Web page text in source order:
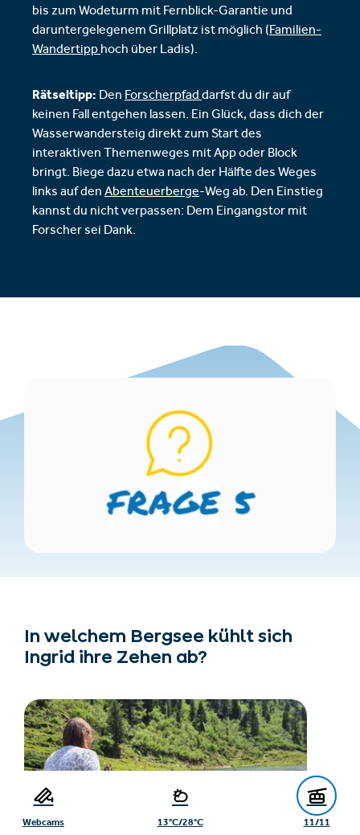
Webcams 13°C/28°C 11/11
bis zum Wodeturm mit Fernblick-Garantie und
daruntergelegenem Grillplatz ist möglich (Familien-
Wandertipp hoch über Ladis).
Rätseltipp: Den Forscherpfad darfst du dir auf
keinen Fall entgehen lassen. Ein Glück, dass dich der
Wasserwandersteig direkt zum Start des
interaktiven Themenweges mit App oder Block
bringt. Biege dazu etwa nach der Hälfte des Weges
links auf den Abenteuerberge-Weg ab. Den Einstieg
kannst du nicht verpassen: Dem Eingangstor mit
Forscher sei Dank.
In welchem Bergsee kühlt sich
Ingrid ihre Zehen ab?